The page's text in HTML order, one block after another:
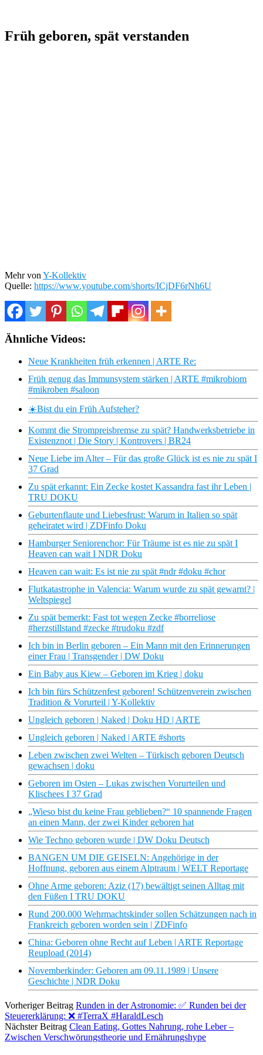
Früh geboren, spät verstanden
Mehr von Y-Kollektiv
Quelle: https://www.youtube.com/shorts/ICjDF6rNh6U
Ähnliche Videos:
Neue Krankheiten früh erkennen | ARTE Re:
Früh genug das Immunsystem stärken | ARTE #mikrobiom
#mikroben #saloon
☀️Bist du ein Früh Aufsteher?
Kommt die Strompreisbremse zu spät? Handwerksbetriebe in
Existenznot | Die Story | Kontrovers | BR24
Neue Liebe im Alter – Für das große Glück ist es nie zu spät I
37 Grad
Zu spät erkannt: Ein Zecke kostet Kassandra fast ihr Leben |
TRU DOKU
Geburtenflaute und Liebesfrust: Warum in Italien so spät
geheiratet wird | ZDFinfo Doku
Hamburger Seniorenchor: Für Träume ist es nie zu spät I
Heaven can wait I NDR Doku
Heaven can wait: Es ist nie zu spät #ndr #doku #chor
Flutkatastrophe in Valencia: Warum wurde zu spät gewarnt? |
Weltspiegel
Zu spät bemerkt: Fast tot wegen Zecke #borreliose
#herzstillstand #zecke #trudoku #zdf
Ich bin in Berlin geboren – Ein Mann mit den Erinnerungen
einer Frau | Transgender | DW Doku
Ein Baby aus Kiew – Geboren im Krieg | doku
Ich bin fürs Schützenfest geboren! Schützenverein zwischen
Tradition & Vorurteil | Y-Kollektiv
Ungleich geboren | Naked | Doku HD | ARTE
Ungleich geboren | Naked | ARTE #shorts
Leben zwischen zwei Welten – Türkisch geboren Deutsch
gewachsen | doku
Geboren im Osten – Lukas zwischen Vorurteilen und
Klischees I 37 Grad
„Wieso bist du keine Frau geblieben?“ 10 spannende Fragen
an einen Mann, der zwei Kinder geboren hat
Wie Techno geboren wurde | DW Doku Deutsch
BANGEN UM DIE GEISELN: Angehörige in der
Hoffnung, geboren aus einem Alptraum | WELT Reportage
Ohne Arme geboren: Aziz (17) bewältigt seinen Alltag mit
den Füßen I TRU DOKU
Rund 200.000 Wehrmachtskinder sollen Schätzungen nach in
Frankreich geboren worden sein | ZDFinfo
China: Geboren ohne Recht auf Leben | ARTE Reportage
Reupload (2014)
Novemberkinder: Geboren am 09.11.1989 | Unsere
Geschichte | NDR Doku
Vorheriger Beitrag Runden in der Astronomie: ✅ Runden bei der
Steuererklärung: ❌ #TerraX #HaraldLesch
Nächster Beitrag Clean Eating, Gottes Nahrung, rohe Leber –
Zwischen Verschwörungstheorie und Ernährungshype